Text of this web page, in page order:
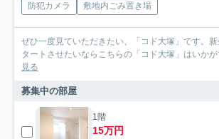
防犯カメラ
敷地内ごみ置き場
ぜひ一度見ていただきたい、「コド大塚」です。
タートさせたいならこちらの「コド大塚」はいか
見る
募集中の部屋
1階
15万円